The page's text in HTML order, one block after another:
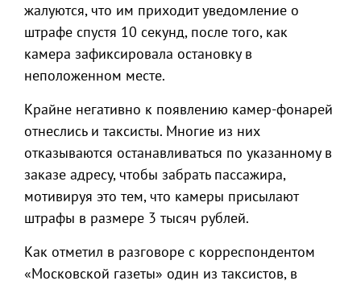
жалуются, что им приходит уведомление о
штрафе спустя 10 секунд, после того, как
камера зафиксировала остановку в
неположенном месте.
Крайне негативно к появлению камер-фонарей
отнеслись и таксисты. Многие из них
отказываются останавливаться по указанному в
заказе адресу, чтобы забрать пассажира,
мотивируя это тем, что камеры присылают
штрафы в размере 3 тысяч рублей.
Как отметил в разговоре с корреспондентом
«Московской газеты» один из таксистов, в